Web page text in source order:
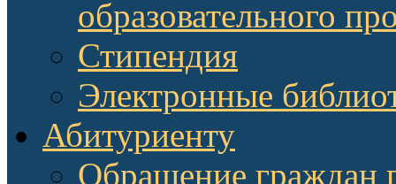
образовательного
Стипендия
Электронные
Абитуриенту
Обращение граждан